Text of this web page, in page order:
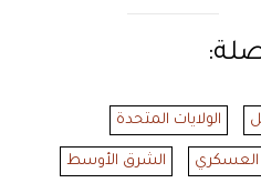
الولايات المتحدة
العسكري الشرق الأوسط